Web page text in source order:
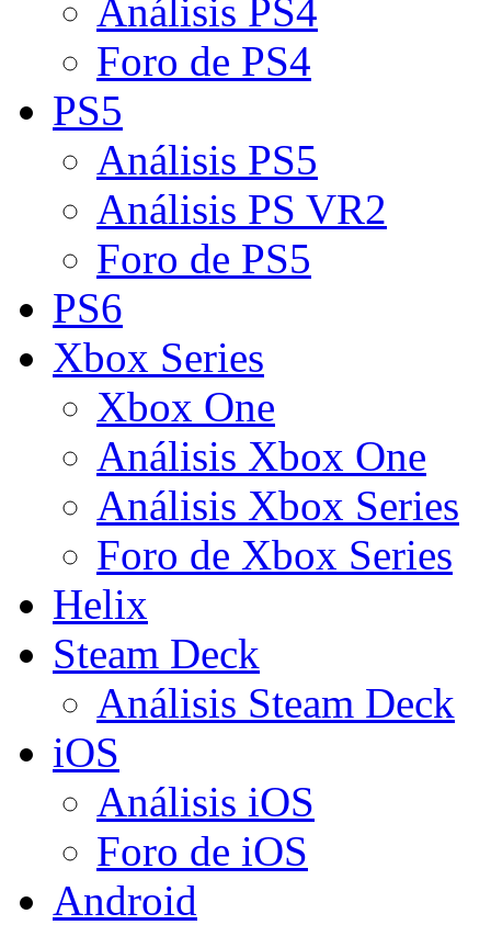
Análisis PS4
Foro de PS4
PS5
Análisis PS5
Análisis PS VR2
Foro de PS5
PS6
Xbox Series
Xbox One
Análisis Xbox One
Análisis Xbox Series
Foro de Xbox Series
Helix
Steam Deck
Análisis Steam Deck
iOS
Análisis iOS
Foro de iOS
Android